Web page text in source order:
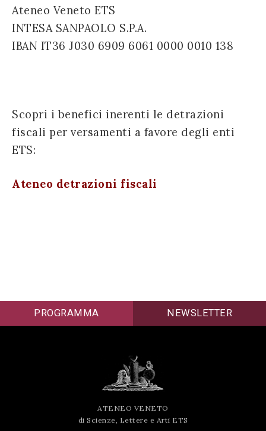
Ateneo Veneto ETS
INTESA SANPAOLO S.P.A.
IBAN IT36 J030 6909 6061 0000 0010 138
Scopri i benefici inerenti le detrazioni
fiscali per versamenti a favore degli enti
ETS:
Ateneo detrazioni fiscali
PROGRAMMA NEWSLETTER
ATENEO VENETO
di Scienze, Lettere e Arti ETS